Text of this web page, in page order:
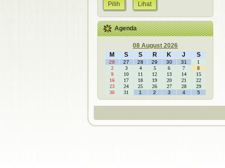
Lihat
Agenda
08 August 2026
M
S S R K J S
26 27 28 29 30 31
1
2
3 4 5 6 7
8
9
10 11 12 13 14
15
16
17 18 19 20 21
22
23
24 25 26 27 28
29
30
31 1 2 3 4 5